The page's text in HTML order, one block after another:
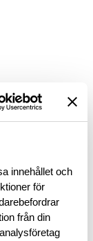
innehållet och
för
från din